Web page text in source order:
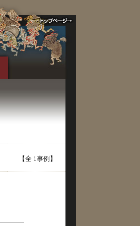
【全 1事例】